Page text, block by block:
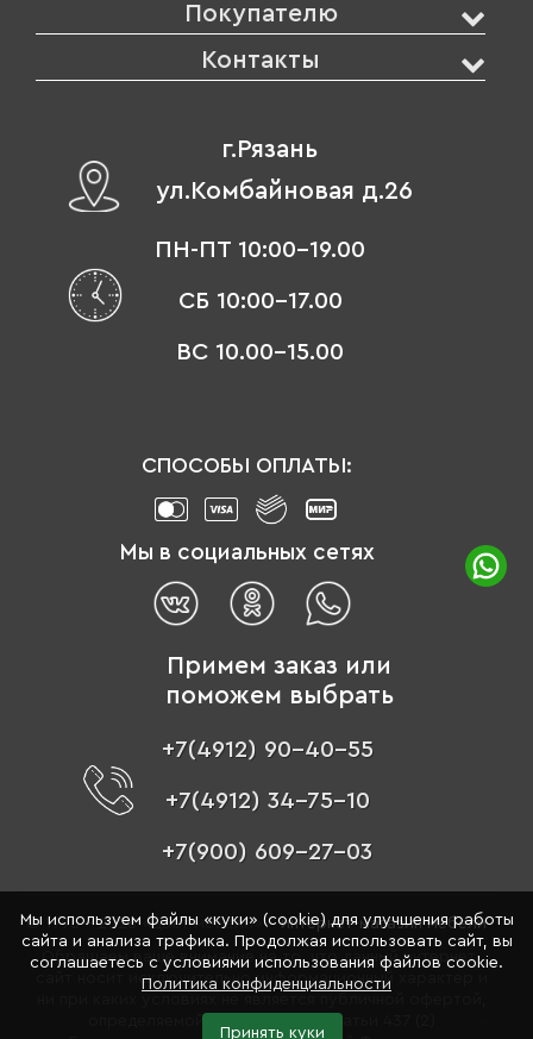
Покупателю
Контакты
г.Рязань
ул.Комбайновая д.26
ПН-ПТ 10:00-19.00
СБ 10:00-17.00
ВС 10.00-15.00
СПОСОБЫ ОПЛАТЫ:
Мы в социальных сетях
Примем заказ или
поможем выбрать
+7(4912) 90-40-55
+7(4912) 34-75-10
+7(900) 609-27-03
© 1996 - 2026 «Цвет мебели» –интернет-магазин мебели
Обращаем ваше внимание на то, что данный интернет-
сайт носит исключительно информационный характер и
определяемой положениями Статьи 437 (2)
Мы используем файлы «куки» (cookie) для улучшения работы
сайта и анализа трафика. Продолжая использовать сайт, вы
соглашаетесь с условиями использования файлов cookie.
Политика конфиденциальности
Принять куки